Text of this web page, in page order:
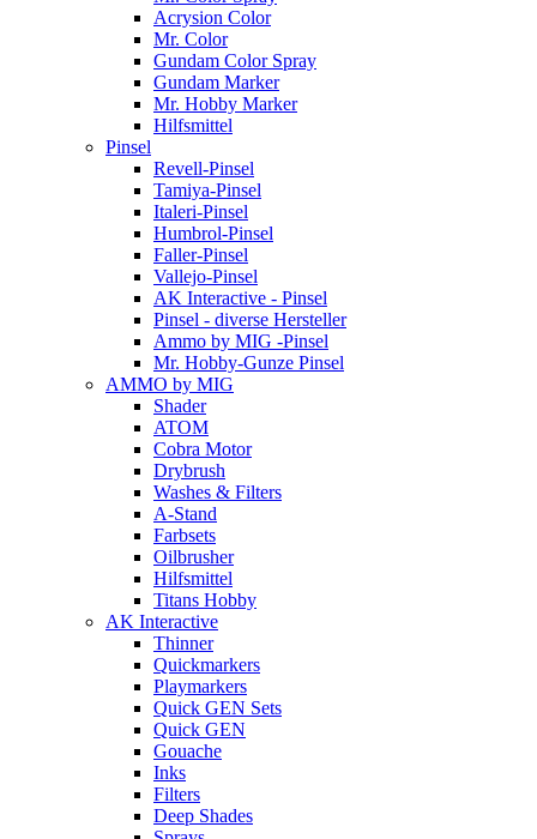
Acrysion Color
Mr. Color
Gundam Color Spray
Gundam Marker
Mr. Hobby Marker
Hilfsmittel
Pinsel
Revell-Pinsel
Tamiya-Pinsel
Italeri-Pinsel
Humbrol-Pinsel
Faller-Pinsel
Vallejo-Pinsel
AK Interactive - Pinsel
Pinsel - diverse Hersteller
Ammo by MIG -Pinsel
Mr. Hobby-Gunze Pinsel
AMMO by MIG
Shader
ATOM
Cobra Motor
Drybrush
Washes & Filters
A-Stand
Farbsets
Oilbrusher
Hilfsmittel
Titans Hobby
AK Interactive
Thinner
Quickmarkers
Playmarkers
Quick GEN Sets
Quick GEN
Gouache
Inks
Filters
Deep Shades